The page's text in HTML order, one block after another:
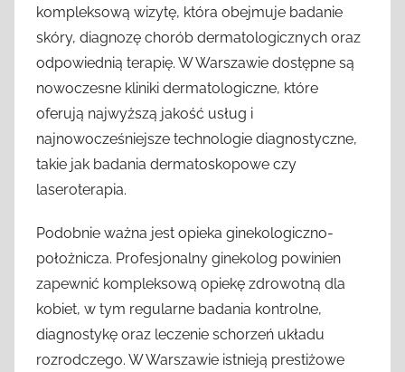
kompleksową wizytę, która obejmuje badanie
skóry, diagnozę chorób dermatologicznych oraz
odpowiednią terapię. W Warszawie dostępne są
nowoczesne kliniki dermatologiczne, które
oferują najwyższą jakość usług i
najnowocześniejsze technologie diagnostyczne,
takie jak badania dermatoskopowe czy
laseroterapia.
Podobnie ważna jest opieka ginekologiczno-
położnicza. Profesjonalny ginekolog powinien
zapewnić kompleksową opiekę zdrowotną dla
kobiet, w tym regularne badania kontrolne,
diagnostykę oraz leczenie schorzeń układu
rozrodczego. W Warszawie istnieją prestiżowe